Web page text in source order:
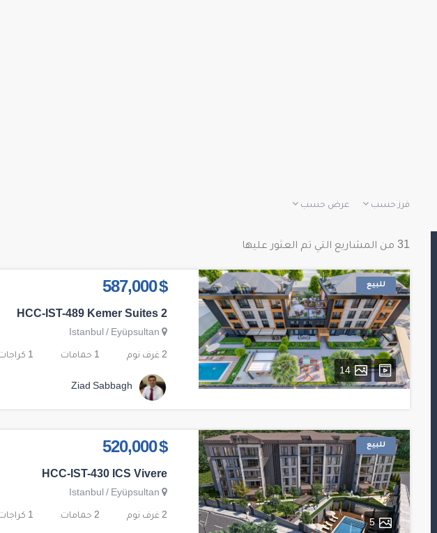
فرز حسب عرض حسب
31 من المشاريع التي تم العثور عليها
للبيع
14
$ 587,000
HCC-IST-489 Kemer Suites 2
Istanbul / Eyüpsultan
2 غرف نوم 1 حمامات 1 كراجات
Ziad Sabbagh
للبيع
5
$ 520,000
HCC-IST-430 ICS Vivere
Istanbul / Eyüpsultan
2 غرف نوم 2 حمامات 1 كراجات